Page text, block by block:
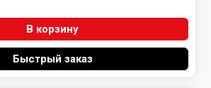
В корзину
Быстрый заказ